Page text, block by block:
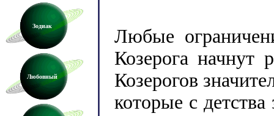
Зодиак
Любовный
Любые
Козерога начнут
Козерогов
которые с